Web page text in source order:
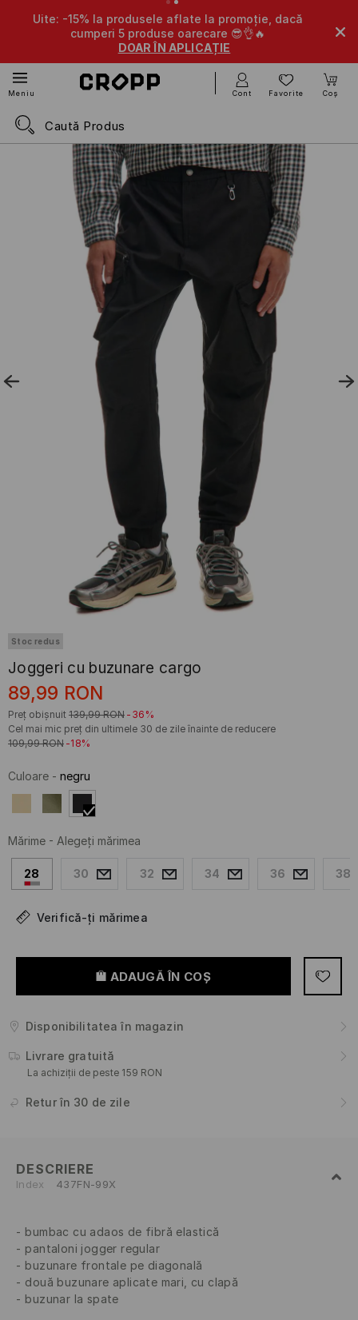
Uite: -15% la produsele aflate la promoție, dacă
cumperi 5 produse oarecare 😎👌🔥
DOAR ÎN APLICAȚIE
Meniu Cont Favorite Coș
Stoc redus
Joggeri cu buzunare cargo
89,99 RON
Preț obișnuit 139,99 RON -36%
Cel mai mic preț din ultimele 30 de zile înainte de reducere
109,99 RON -18%
Culoare - negru
Mărime - Alegeţi mărimea
28 30 32 34 36 38
Verifică-ți mărimea
ADAUGĂ ÎN COŞ
Disponibilitatea în magazin
Livrare gratuită
La achiziții de peste 159 RON
Retur în 30 de zile
DESCRIERE
Index 437FN-99X
bumbac cu adaos de fibră elastică
pantaloni jogger regular
buzunare frontale pe diagonală
două buzunare aplicate mari, cu clapă
buzunar la spate